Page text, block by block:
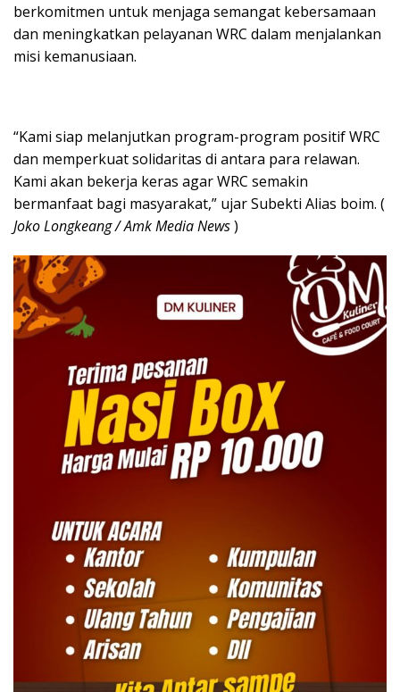
berkomitmen untuk menjaga semangat kebersamaan
dan meningkatkan pelayanan WRC dalam menjalankan
misi kemanusiaan.
“Kami siap melanjutkan program-program positif WRC
dan memperkuat solidaritas di antara para relawan.
Kami akan bekerja keras agar WRC semakin
bermanfaat bagi masyarakat,” ujar Subekti Alias boim. (
Joko Longkeang / Amk Media News)